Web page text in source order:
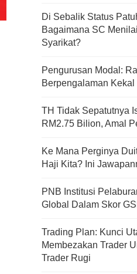
Di Sebalik Status
Bagaimana SC
Syarikat?
Pengurusan Modal:
Berpengalaman
TH Tidak Sepatutnya
RM2.75 Bilion, Amal
Ke Mana Perginya
Haji Kita? Ini
PNB Institusi
Global Dalam Skor
Trading Plan: Kunci
Membezakan Trader
Trader Rugi